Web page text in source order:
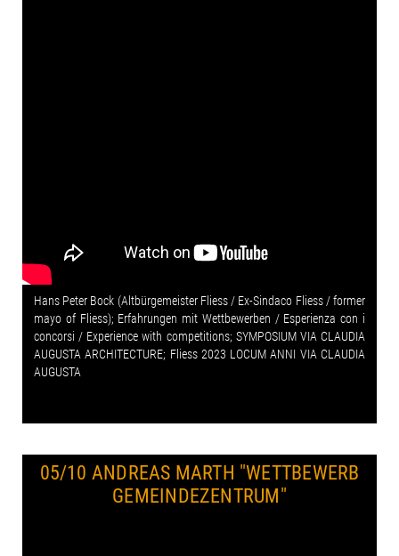
Hans Peter Bock (Altbürgemeister Fliess / Ex-Sindaco Fliess / former
mayo of Fliess); Erfahrungen mit Wettbewerben / Esperienza con i
concorsi / Experience with competitions; SYMPOSIUM VIA CLAUDIA
AUGUSTA ARCHITECTURE; Fliess 2023 LOCUM ANNI VIA CLAUDIA
AUGUSTA
05/10 ANDREAS MARTH "WETTBEWERB
GEMEINDEZENTRUM"